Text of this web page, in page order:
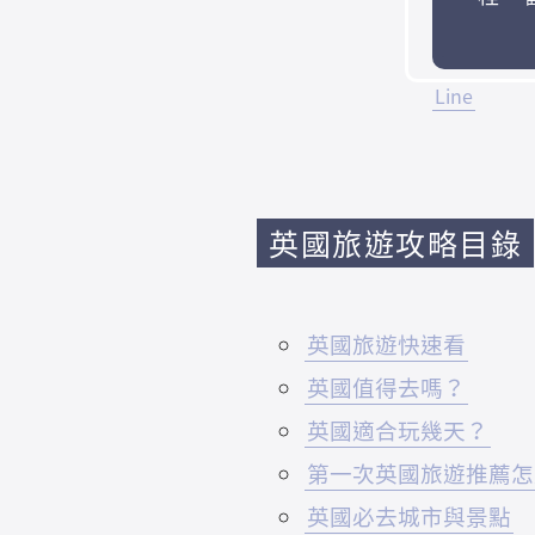
Line
英國旅遊攻略目錄
英國旅遊快速看
英國值得去嗎？
英國適合玩幾天？
第一次英國旅遊推薦
英國必去城市與景點